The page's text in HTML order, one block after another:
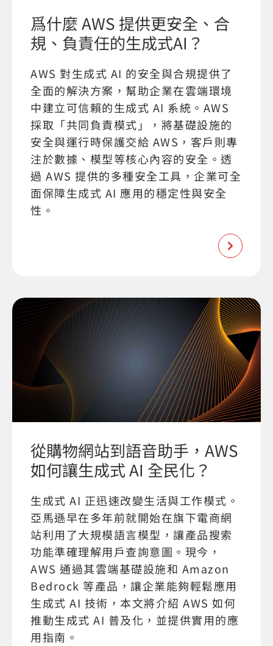
爲什麼 AWS 提供更安全、合
規、負責任的生成式AI？
AWS 對生成式 AI 的安全與合規提供了
全面的解決方案，幫助企業在雲端環境
中建立可信賴的生成式 AI 系統。AWS
採取「共同負責模式」，將基礎設施的
安全與運行時保護交給 AWS，客戶則專
注於數據、模型等核心內容的安全。透
過 AWS 提供的多種安全工具，企業可全
面保障生成式 AI 應用的穩定性與安全
性。
從購物網站到語音助手，AWS
如何讓生成式 AI 全民化？
生成式 AI 正迅速改變生活與工作模式。
亞馬遜早在多年前就開始在旗下電商網
站利用了大規模語言模型，讓產品搜索
功能準確理解用戶查詢意圖。現今，
AWS 通過其雲端基礎設施和 Amazon
Bedrock 等產品，讓企業能夠輕鬆應用
生成式 AI 技術，本文將介紹 AWS 如何
推動生成式 AI 普及化，並提供實用的應
用指南。